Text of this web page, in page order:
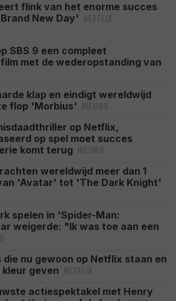
flink van het enorme succes
New Day'
SBS 9 een compleet
met de wederopstanding van
klap en eindigt wereldwijd
flop 'Morbius'
op Netflix,
op spel moet succes
komt terug
wereldwijd meer dan 1
'Avatar' tot 'The Dark Knight'
spelen in 'Spider-Man:
weigerde: "Ik was toe aan een
die nu gewoon op Netflix staan en
geven
actiespektakel met Henry